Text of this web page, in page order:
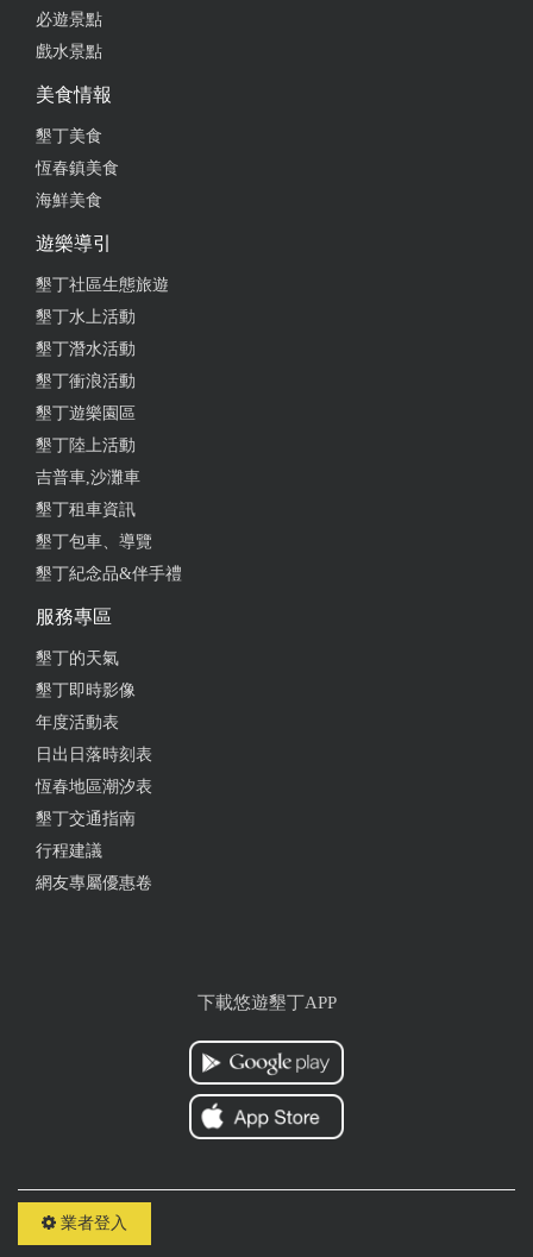
必遊景點
戲水景點
美食情報
墾丁美食
恆春鎮美食
海鮮美食
遊樂導引
墾丁社區生態旅遊
墾丁水上活動
墾丁潛水活動
墾丁衝浪活動
墾丁遊樂園區
墾丁陸上活動
吉普車,沙灘車
墾丁租車資訊
墾丁包車、導覽
墾丁紀念品&伴手禮
服務專區
墾丁的天氣
墾丁即時影像
年度活動表
日出日落時刻表
恆春地區潮汐表
墾丁交通指南
行程建議
網友專屬優惠卷
下載悠遊墾丁APP
業者登入